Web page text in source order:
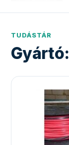
TUDÁSTÁR
Gyártó: